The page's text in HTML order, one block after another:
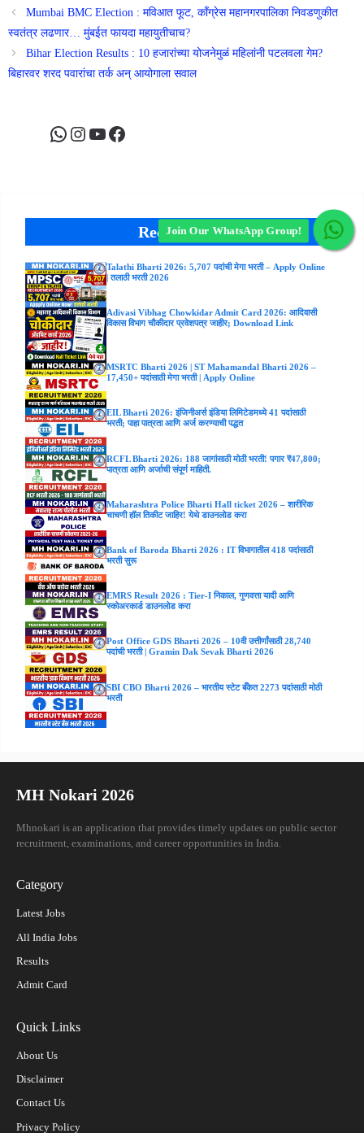
Mumbai BMC Election : मविआत फूट, काँग्रेस महानगरपालिका निवडणुकीत
स्वतंत्र लढणार… मुंबईत फायदा महायुतीचाच?
Bihar Election Results : 10 हजारांच्या योजनेमुळं महिलांनी पटलवला गेम?
बिहारवर शरद पवारांचा तर्क अन् आयोगाला सवाल
WhatsApp
Instagram
YouTube
Facebook
Recent Posts
Talathi Bharti 2026: 5,707 पदांची मेगा भरती – Apply Online
| तलाठी भरती 2026
Adivasi Vibhag Chowkidar Admit Card 2026: आदिवासी
विकास विभाग चौकीदार प्रवेशपत्र जाहीर; Download Link
MSRTC Bharti 2026 | ST Mahamandal Bharti 2026 –
17,450+ पदांसाठी मेगा भरती | Apply Online
EIL Bharti 2026: इंजिनीअर्स इंडिया लिमिटेडमध्ये 41 पदांसाठी
भरती; पाहा पात्रता आणि अर्ज करण्याची पद्धत
RCFL Bharti 2026: 188 जागांसाठी मोठी भरती! पगार ₹47,800;
पात्रता आणि अर्जाची संपूर्ण माहिती.
Maharashtra Police Bharti Hall ticket 2026 – शारीरिक
चाचणी हॉल तिकीट जाहिर! येथे डाउनलोड करा
Bank of Baroda Bharti 2026 : IT विभागातील 418 पदांसाठी
भरती सुरू
EMRS Result 2026 : Tier-I निकाल, गुणवत्ता यादी आणि
स्कोअरकार्ड डाउनलोड करा
Post Office GDS Bharti 2026 – 10वी उत्तीर्णांसाठी 28,740
पदांची भरती | Gramin Dak Sevak Bharti 2026
SBI CBO Bharti 2026 – भारतीय स्टेट बँकेत 2273 पदांसाठी मोठी
भरती
MH Nokari 2026
Mhnokari is an application that provides timely updates on public sector
recruitment, examinations, and career opportunities in India.
Category
Latest Jobs
All India Jobs
Results
Admit Card
Quick Links
About Us
Disclaimer
Contact Us
Privacy Policy
Join Our WhatsApp Group!